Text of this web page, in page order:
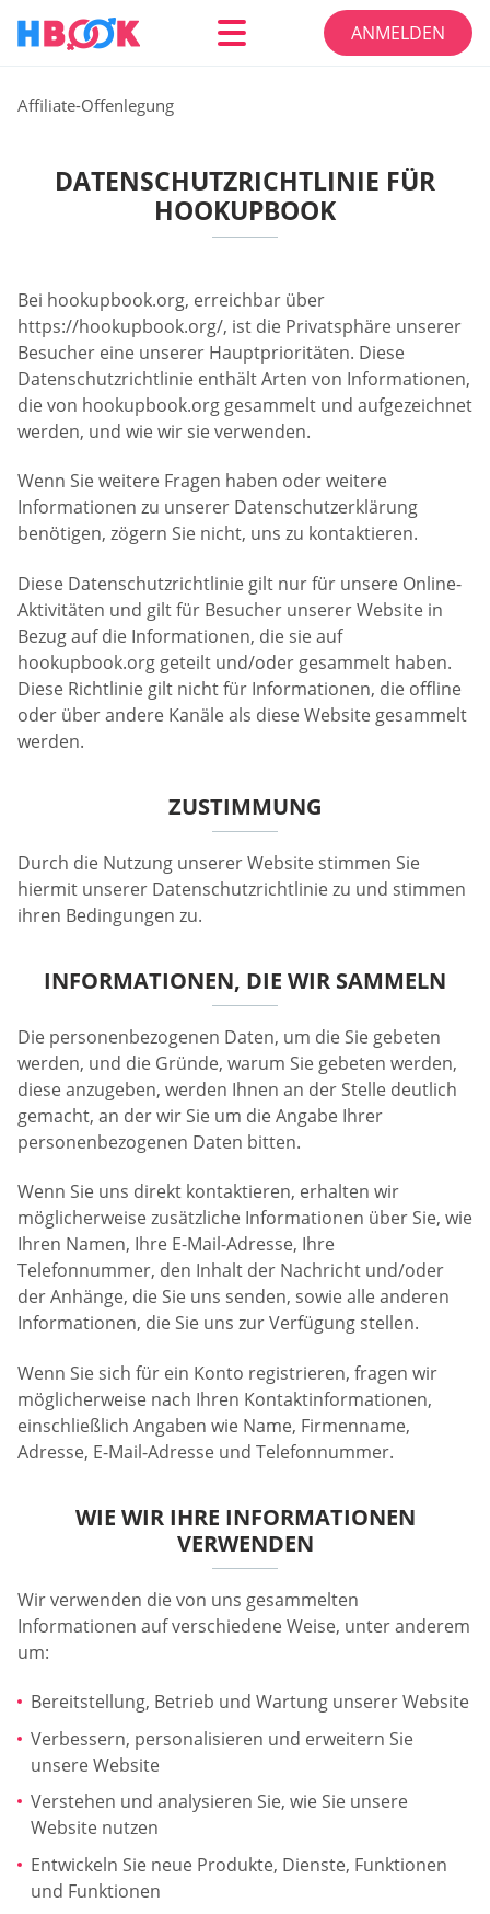
ANMELDEN
Affiliate-Offenlegung
DATENSCHUTZRICHTLINIE FÜR
HOOKUPBOOK
Bei hookupbook.org, erreichbar über
https://hookupbook.org/, ist die Privatsphäre unserer
Besucher eine unserer Hauptprioritäten. Diese
Datenschutzrichtlinie enthält Arten von Informationen,
die von hookupbook.org gesammelt und aufgezeichnet
werden, und wie wir sie verwenden.
Wenn Sie weitere Fragen haben oder weitere
Informationen zu unserer Datenschutzerklärung
benötigen, zögern Sie nicht, uns zu kontaktieren.
Diese Datenschutzrichtlinie gilt nur für unsere Online-
Aktivitäten und gilt für Besucher unserer Website in
Bezug auf die Informationen, die sie auf
hookupbook.org geteilt und/oder gesammelt haben.
Diese Richtlinie gilt nicht für Informationen, die offline
oder über andere Kanäle als diese Website gesammelt
werden.
ZUSTIMMUNG
Durch die Nutzung unserer Website stimmen Sie
hiermit unserer Datenschutzrichtlinie zu und stimmen
ihren Bedingungen zu.
INFORMATIONEN, DIE WIR SAMMELN
Die personenbezogenen Daten, um die Sie gebeten
werden, und die Gründe, warum Sie gebeten werden,
diese anzugeben, werden Ihnen an der Stelle deutlich
gemacht, an der wir Sie um die Angabe Ihrer
personenbezogenen Daten bitten.
Wenn Sie uns direkt kontaktieren, erhalten wir
möglicherweise zusätzliche Informationen über Sie, wie
Ihren Namen, Ihre E-Mail-Adresse, Ihre
Telefonnummer, den Inhalt der Nachricht und/oder
der Anhänge, die Sie uns senden, sowie alle anderen
Informationen, die Sie uns zur Verfügung stellen.
Wenn Sie sich für ein Konto registrieren, fragen wir
möglicherweise nach Ihren Kontaktinformationen,
einschließlich Angaben wie Name, Firmenname,
Adresse, E-Mail-Adresse und Telefonnummer.
WIE WIR IHRE INFORMATIONEN
VERWENDEN
Wir verwenden die von uns gesammelten
Informationen auf verschiedene Weise, unter anderem
um:
Bereitstellung, Betrieb und Wartung unserer Website
Verbessern, personalisieren und erweitern Sie
unsere Website
Verstehen und analysieren Sie, wie Sie unsere
Website nutzen
Entwickeln Sie neue Produkte, Dienste, Funktionen
und Funktionen